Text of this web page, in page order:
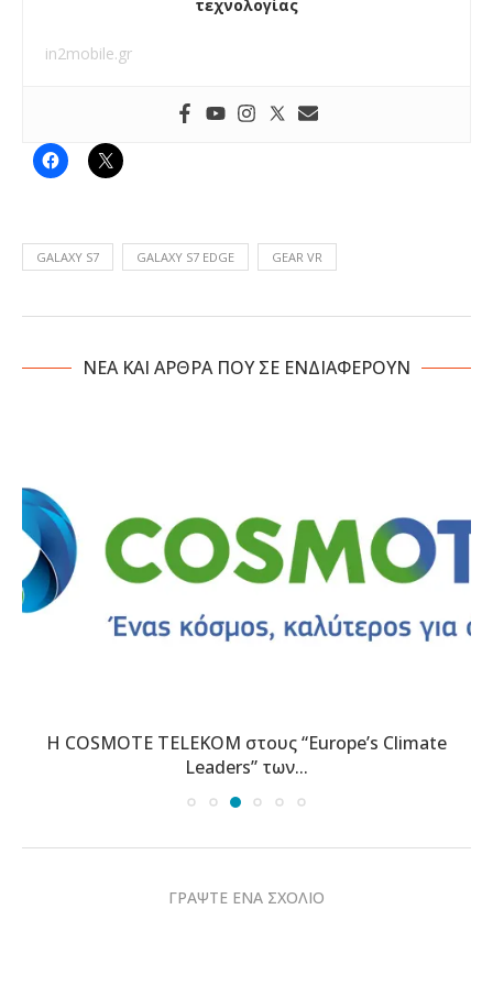
τεχνολογίας
in2mobile.gr
GALAXY S7 GALAXY S7 EDGE GEAR VR
NΕΑ ΚΑΙ ΑΡΘΡΑ ΠΟΥ ΣΕ ΕΝΔΙΑΦΕΡΟΥΝ
Η COSMOTE TELEKOM στους “Europe’s Climate
Leaders” των...
ΓΡΑΨΤΕ ΕΝΑ ΣΧΟΛΙΟ